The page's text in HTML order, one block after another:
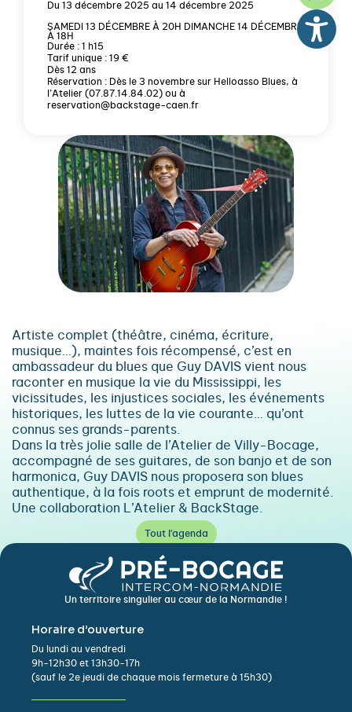
Du 13 décembre 2025 au 14 décembre 2025
SAMEDI 13 DÉCEMBRE À 20H DIMANCHE 14 DÉCEMBRE
À 18H
Durée : 1 h15
Tarif unique : 19 €
Dès 12 ans
Réservation : Dès le 3 novembre sur Helloasso Blues, à
l’Atelier (07.87.14.84.02) ou à
reservation@backstage-caen.fr
Artiste complet (théâtre, cinéma, écriture,
musique…), maintes fois récompensé, c’est en
ambassadeur du blues que Guy DAVIS vient nous
raconter en musique la vie du Mississippi, les
vicissitudes, les injustices sociales, les événements
historiques, les luttes de la vie courante… qu’ont
connus ses grands-parents.
Dans la très jolie salle de l’Atelier de Villy-Bocage,
accompagné de ses guitares, de son banjo et de son
harmonica, Guy DAVIS nous proposera son blues
authentique, à la fois roots et emprunt de modernité.
Une collaboration L’Atelier & BackStage.
Tout l'agenda
Un territoire singulier au cœur de la Normandie !
Horaire d’ouverture
Du lundi au vendredi
9h-12h30 et 13h30-17h
(sauf le 2e jeudi de chaque mois fermeture à 15h30)